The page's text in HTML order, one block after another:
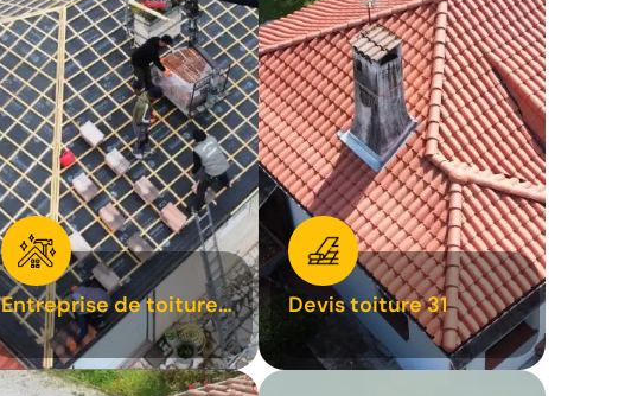
Entreprise de toiture
31
Devis toiture 31